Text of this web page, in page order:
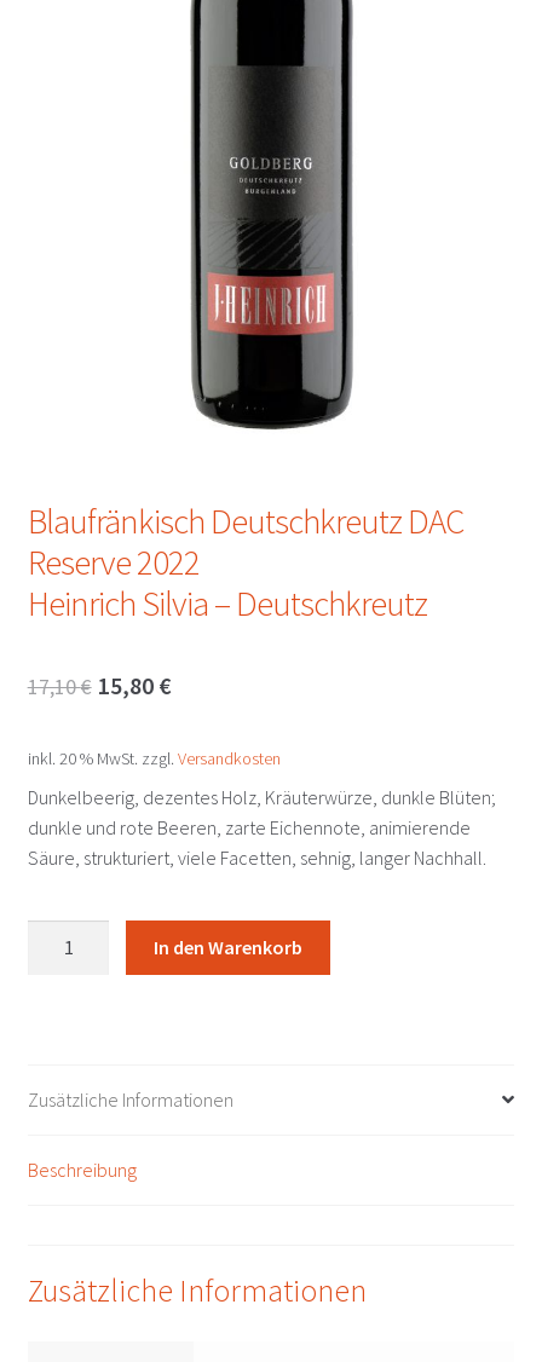
Blaufränkisch Deutschkreutz DAC
Reserve 2022
Heinrich Silvia – Deutschkreutz
17,10€ Ursprünglicher
war:
17,10 €
15,80 €Aktueller
ist:
15,80 €.
inkl. 20 % MwSt. zzgl. Versandkosten
Dunkelbeerig, dezentes Holz, Kräuterwürze, dunkle Blüten;
dunkle und rote Beeren, zarte Eichennote, animierende
Säure, strukturiert, viele Facetten, sehnig, langer Nachhall.
Silvia
Deutschkreutz
In den Warenkorb
Zusätzliche Informationen
Beschreibung
Zusätzliche Informationen